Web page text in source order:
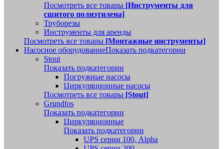
Посмотреть все товары [Инструменты для
сшитого полиэтилена]
Труборезы
Инструменты для аренды
Посмотреть все товары [Монтажные инструменты]
Насосное оборудованиеПоказать подкатегории
Stout
Показать подкатегории
Погружные насосы
Циркуляционные насосы
Посмотреть все товары [Stout]
Grundfos
Показать подкатегории
Циркуляционные
Показать подкатегории
UPS серии 100, Alpha